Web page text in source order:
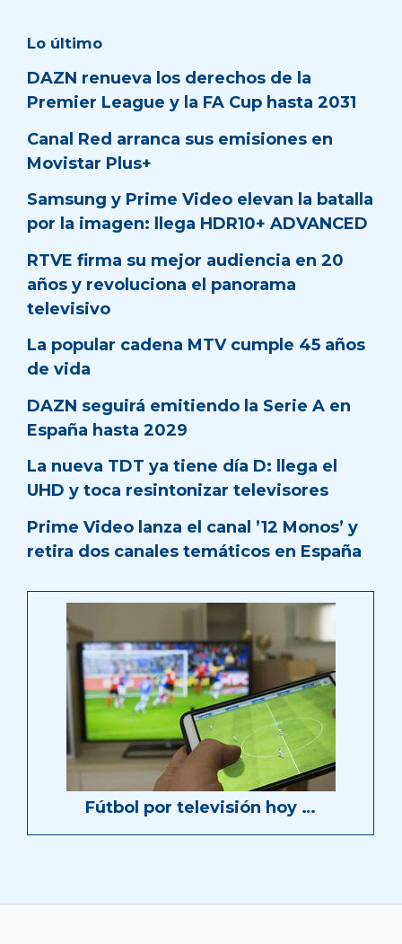
Lo último
DAZN renueva los derechos de la
Premier League y la FA Cup hasta 2031
Canal Red arranca sus emisiones en
Movistar Plus+
Samsung y Prime Video elevan la batalla
por la imagen: llega HDR10+ ADVANCED
RTVE firma su mejor audiencia en 20
años y revoluciona el panorama
televisivo
La popular cadena MTV cumple 45 años
de vida
DAZN seguirá emitiendo la Serie A en
España hasta 2029
La nueva TDT ya tiene día D: llega el
UHD y toca resintonizar televisores
Prime Video lanza el canal ’12 Monos’ y
retira dos canales temáticos en España
Fútbol por televisión hoy …